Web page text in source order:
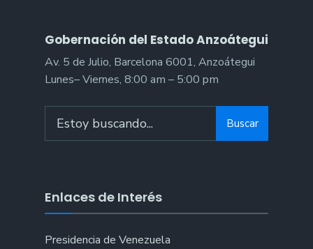
Gobernación del Estado Anzoátegui
Av. 5 de Julio, Barcelona 6001, Anzoátegui
Lunes– Viernes, 8:00 am – 5:00 pm
for:
Buscar
Enlaces de Interés
Presidencia de Venezuela